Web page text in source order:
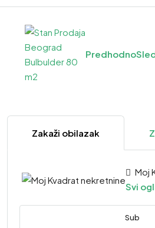
Predhodno
Zakaži obilazak
Moj
Svi
Sub